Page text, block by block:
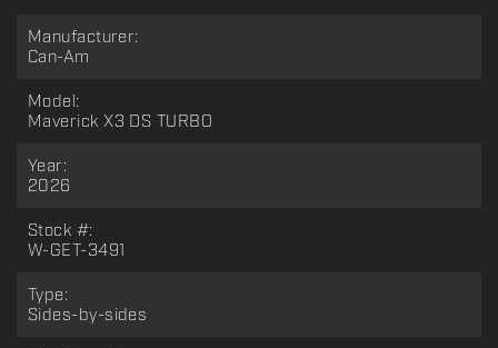
Manufacturer:
Can-Am
Model:
Maverick X3 DS TURBO
Year:
2026
Stock #:
W-GET-3491
Type:
Sides-by-sides